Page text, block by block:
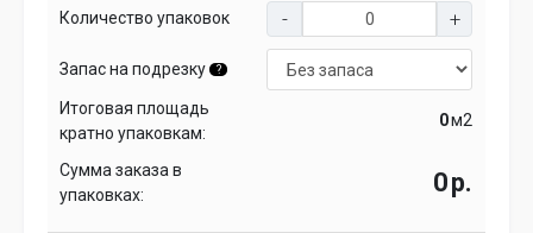
Количество упаковок
Запас на подрезку ?
Итоговая площадь
кратно упаковкам:
м2
Сумма заказа в
упаковках:
р.